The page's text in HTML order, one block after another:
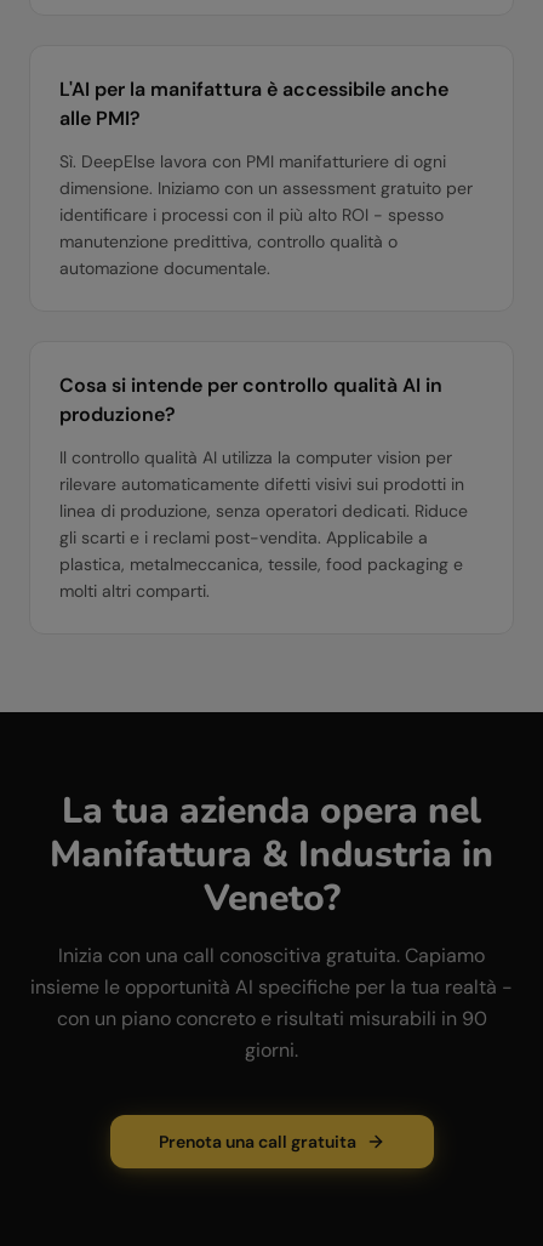
L'AI per la manifattura è accessibile anche
alle PMI?
Sì. DeepElse lavora con PMI manifatturiere di ogni
dimensione. Iniziamo con un assessment gratuito per
identificare i processi con il più alto ROI - spesso
manutenzione predittiva, controllo qualità o
automazione documentale.
Cosa si intende per controllo qualità AI in
produzione?
Il controllo qualità AI utilizza la computer vision per
rilevare automaticamente difetti visivi sui prodotti in
linea di produzione, senza operatori dedicati. Riduce
gli scarti e i reclami post-vendita. Applicabile a
plastica, metalmeccanica, tessile, food packaging e
molti altri comparti.
La tua azienda opera nel
Manifattura & Industria in
Veneto?
Inizia con una call conoscitiva gratuita. Capiamo
insieme le opportunità AI specifiche per la tua realtà -
con un piano concreto e risultati misurabili in 90
giorni.
Prenota una call gratuita